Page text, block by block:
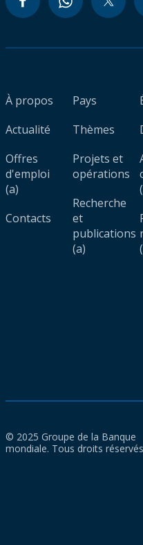
À propos
Actualité
Offres
d'emploi
(a)
Contacts
Pays
Thèmes
Projets et
opérations
Recherche
et
publications
(a)
© 2025 Groupe de la Banque
mondiale. Tous droits